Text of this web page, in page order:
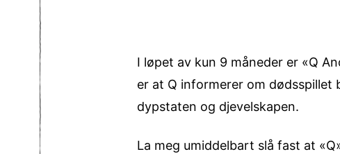
I løpet av kun 9 måneder er «Q
er at Q informerer om dødsspillet
dypstaten og djevelskapen.
La meg umiddelbart slå fast at